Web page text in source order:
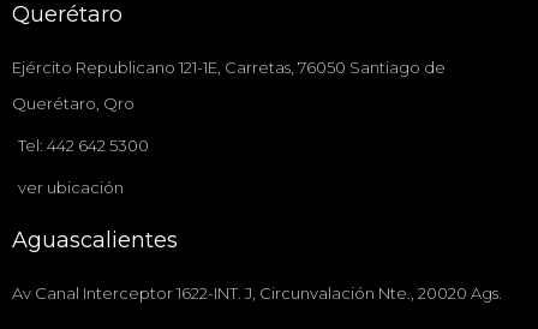
Querétaro
Ejército Republicano 121-1E, Carretas, 76050 Santiago de
Querétaro, Qro
Tel: 442 642 5300
ver ubicación
Aguascalientes
Av Canal Interceptor 1622-INT. J, Circunvalación Nte., 20020 Ags.